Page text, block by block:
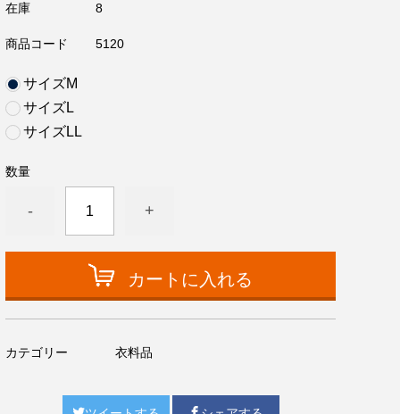
在庫 8
商品コード 5120
サイズM
サイズL
サイズLL
数量
- +
カートに入れる
カテゴリー 衣料品